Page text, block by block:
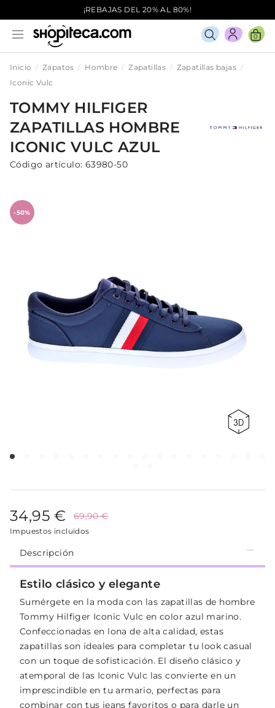
¡REBAJAS DEL 20% AL 80%!
0
Inicio Zapatos Hombre Zapatillas
Zapatillas bajas
Iconic Vulc
TOMMY HILFIGER
ZAPATILLAS HOMBRE
ICONIC VULC AZUL
Código artículo: 63980-50
-50%
34,95 € 69,90 €
Impuestos incluidos
Descripción
Estilo clásico y elegante
Sumérgete en la moda con las zapatillas de hombre
Tommy Hilfiger Iconic Vulc en color azul marino.
Confeccionadas en lona de alta calidad, estas
zapatillas son ideales para completar tu look casual
con un toque de sofisticación. El diseño clásico y
atemporal de las Iconic Vulc las convierte en un
imprescindible en tu armario, perfectas para
combinar con tus jeans favoritos o para darle un